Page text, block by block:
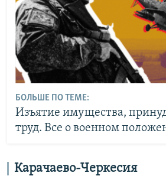
БОЛЬШЕ ПО ТЕМЕ:
Изъятие имущества,
труд. Все о военном
Карачаево-Черкесия